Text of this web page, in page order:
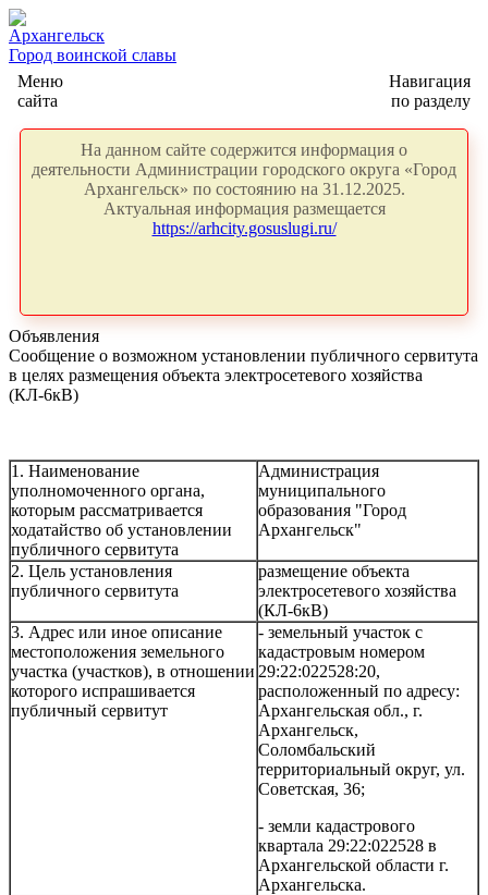
Архангельск
Город воинской славы
Меню
сайта
Навигация
по разделу
На данном сайте содержится информация о
деятельности Администрации городского округа «Город
Архангельск» по состоянию на 31.12.2025.
Актуальная информация размещается
https://arhcity.gosuslugi.ru/
Объявления
Сообщение о возможном установлении публичного сервитута
в целях размещения объекта электросетевого хозяйства
(КЛ-6кВ)
1. Наименование
уполномоченного органа,
которым рассматривается
ходатайство об установлении
публичного сервитута
Администрация
муниципального
образования "Город
Архангельск"
2. Цель установления
публичного сервитута
размещение объекта
электросетевого хозяйства
(КЛ-6кВ)
3. Адрес или иное описание
местоположения земельного
участка (участков), в отношении
которого испрашивается
публичный сервитут
- земельный участок с
кадастровым номером
29:22:022528:20,
расположенный по адресу:
Архангельская обл., г.
Архангельск,
Соломбальский
территориальный округ, ул.
Советская, 36;
- земли кадастрового
квартала 29:22:022528 в
Архангельской области г.
Архангельска.